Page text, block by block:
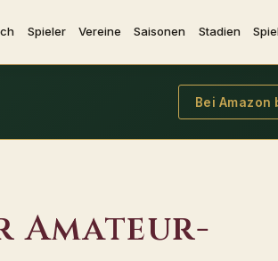
Spieler Vereine Saisonen Stadien
Bei
Amateur-